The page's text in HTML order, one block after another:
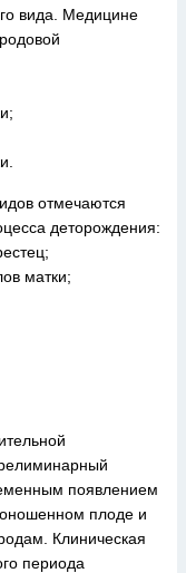
вида. Медицине
отмечаются
деторождения:
матки;
появлением
плоде и
Клиническая
периода